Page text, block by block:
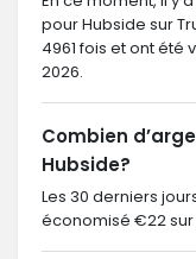
pour Hubside sur
4961 fois et ont été
2026.
Combien
Hubside?
Les 30 derniers
économisé €22